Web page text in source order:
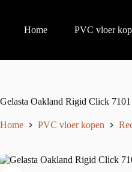
Home PVC vloer
Gelasta Oakland Rigid Click
Home PVC vloer kopen